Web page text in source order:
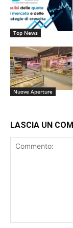
Top News
Nuove Aperture
LASCIA UN